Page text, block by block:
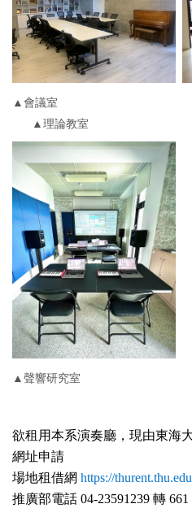
▲會
▲理論教室
▲聲響研究室
欲租用本系演奏廳，現由東海
網址申請
場地租借網 https://
推廣部電話 04-23591239 轉 661